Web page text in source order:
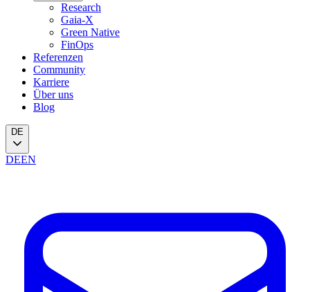
Research
Gaia-X
Green Native
FinOps
Referenzen
Community
Karriere
Über uns
Blog
DE
DEEN